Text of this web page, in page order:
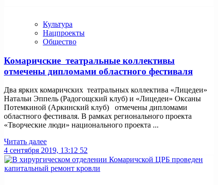
Культура
Нацпроекты
Общество
Комаричские театральные коллективы
отмечены дипломами областного фестиваля
Два ярких комаричских театральных коллектива «Лицедеи»
Натальи Эппель (Радогощский клуб) и «Лицедеи» Оксаны
Потемкиной (Аркинский клуб) отмечены дипломами
областного фестиваля. В рамках регионального проекта
«Творческие люди» национального проекта ...
Читать далее
4 сентября 2019, 13:12 52